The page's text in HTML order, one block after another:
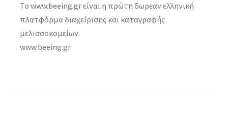
Το www.beeing.gr είναι η πρώτη δωρεάν ελληνική
πλατφόρμα διαχείρισης και καταγραφής
μελισσοκομείων.
www.beeing.gr